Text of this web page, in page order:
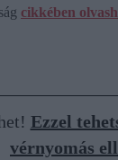
cikkében
Ezzel
vérnyomás